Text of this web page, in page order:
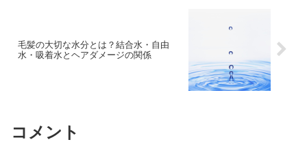
毛髪の大切な水分とは？結合水・自由
水・吸着水とヘアダメージの関係
コメント